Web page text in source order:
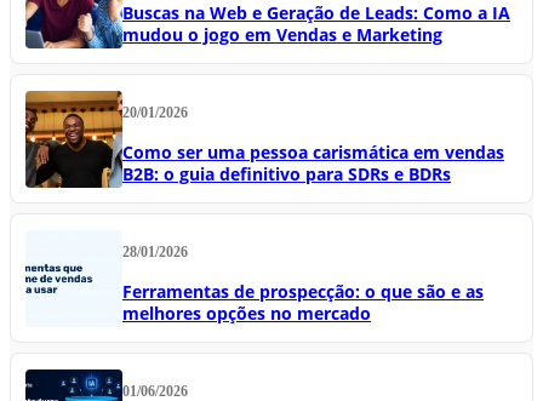
Buscas na Web e Geração de Leads: Como a IA
mudou o jogo em Vendas e Marketing
20/01/2026
Como ser uma pessoa carismática em vendas
B2B: o guia definitivo para SDRs e BDRs
28/01/2026
Ferramentas de prospecção: o que são e as
melhores opções no mercado
01/06/2026